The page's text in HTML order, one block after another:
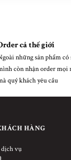
cả thế giới
những sản phẩm có
còn nhận order mọi
quý khách yêu cầu
HÀNG
vụ